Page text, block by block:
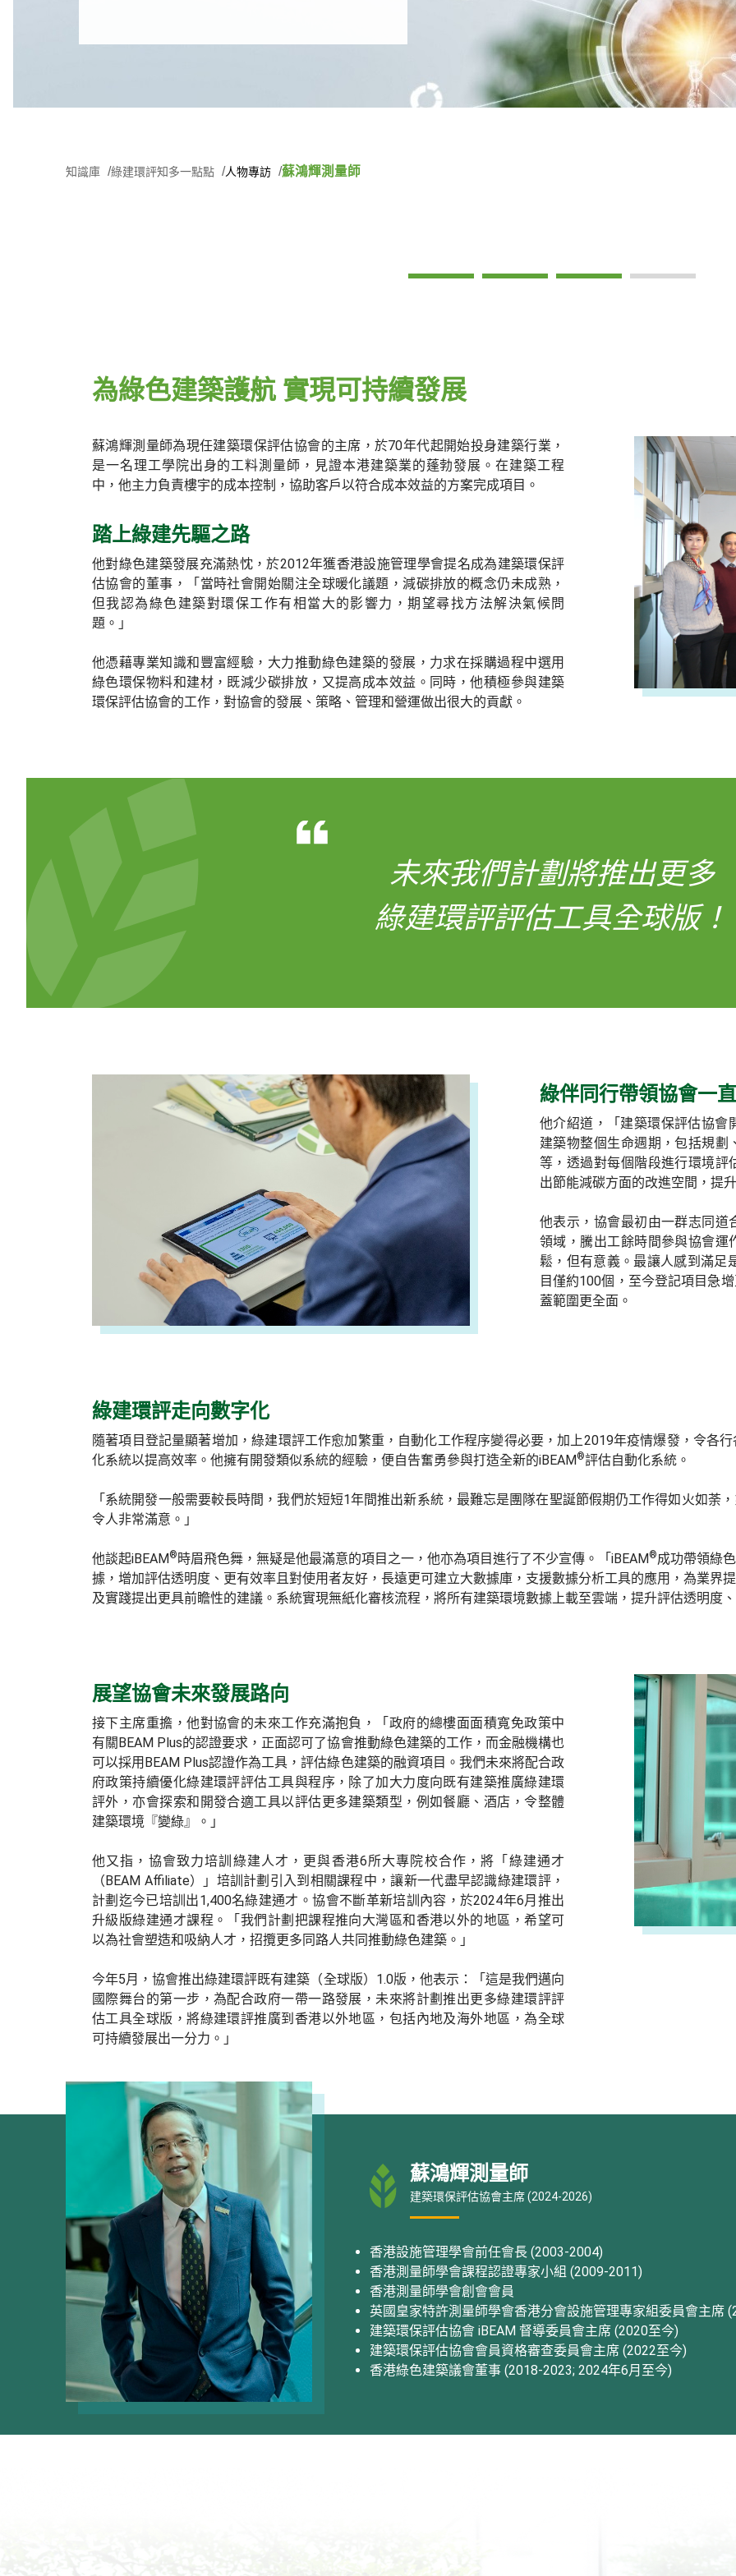
知識庫 綠建環評知多一點點 人物專訪 蘇鴻輝測量師
為綠色建築護航 實現可持續發展
蘇鴻輝測量師為現任建築環保評估協會的主席，於70年代起開始投身建築行業，
是一名理工學院出身的工料測量師，見證本港建築業的蓬勃發展。在建築工程
中，他主力負責樓宇的成本控制，協助客戶以符合成本效益的方案完成項目。
踏上綠建先驅之路
他對綠色建築發展充滿熱忱，於2012年獲香港設施管理學會提名成為建築環保評
估協會的董事，「當時社會開始關注全球暖化議題，減碳排放的概念仍未成熟，
但我認為綠色建築對環保工作有相當大的影響力，期望尋找方法解決氣候問
題。」
他憑藉專業知識和豐富經驗，大力推動綠色建築的發展，力求在採購過程中選用
綠色環保物料和建材，既減少碳排放，又提高成本效益。同時，他積極參與建築
環保評估協會的工作，對協會的發展、策略、管理和營運做出很大的貢獻。
未來我們計劃將推出更多
綠建環評評估工具全球版！
綠伴同行帶領協會一
他介紹道，「建築環保評估協會
建築物整個生命週期，包括規
等，透過對每個階段進行環境評
出節能減碳方面的改進空間，提
他表示，協會最初由一群志同道
領域，騰出工餘時間參與協會運
鬆，但有意義。最讓人感到滿足
目僅約100個，至今登記項目急
蓋範圍更全面。
綠建環評走向數字化
隨著項目登記量顯著增加，綠建環評工作愈加繁重，自動化工作程序變得必要，加上2019年疫情爆發，令各
化系統以提高效率。他擁有開發類似系統的經驗，便自告奮勇參與打造全新的iBEAM ®評估自動化系統。
「系統開發一般需要較長時間，我們於短短1年間推出新系統，最難忘是團隊在聖誕節假期仍工作得如火如荼
令人非常滿意。」
他談起iBEAM ® 時眉飛色舞，無疑是他最滿意的項目之一，他亦為項目進行了不少宣傳。「iBEAM ®成功帶領綠
據，增加評估透明度、更有效率且對使用者友好，長遠更可建立大數據庫，支援數據分析工具的應用，為業界
及實踐提出更具前瞻性的建議。系統實現無紙化審核流程，將所有建築環境數據上載至雲端，提升評估透明度
展望協會未來發展路向
接下主席重擔，他對協會的未來工作充滿抱負，「政府的總樓面面積寬免政策中
有關BEAM Plus的認證要求，正面認可了協會推動綠色建築的工作，而金融機構也
可以採用BEAM Plus認證作為工具，評估綠色建築的融資項目。我們未來將配合政
府政策持續優化綠建環評評估工具與程序，除了加大力度向既有建築推廣綠建環
評外，亦會探索和開發合適工具以評估更多建築類型，例如餐廳、酒店，令整體
建築環境『變綠』。」
他又指，協會致力培訓綠建人才，更與香港6所大專院校合作，將「綠建通才
（BEAM Affiliate）」培訓計劃引入到相關課程中，讓新一代盡早認識綠建環評，
計劃迄今已培訓出1,400名綠建通才。協會不斷革新培訓內容，於2024年6月推出
升級版綠建通才課程。「我們計劃把課程推向大灣區和香港以外的地區，希望可
以為社會塑造和吸納人才，招攬更多同路人共同推動綠色建築。」
今年5月，協會推出綠建環評既有建築（全球版）1.0版，他表示：「這是我們邁向
國際舞台的第一步，為配合政府一帶一路發展，未來將計劃推出更多綠建環評評
估工具全球版，將綠建環評推廣到香港以外地區，包括內地及海外地區，為全球
可持續發展出一分力。」
蘇鴻輝測量師
建築環保評估協會主席 (2024-2026)
香港設施管理學會前任會長 (2003-2004)
香港測量師學會課程認證專家小組 (2009-2011)
香港測量師學會創會會員
英國皇家特許測量師學會香港分會設施管理專家組委員會主席
建築環保評估協會 iBEAM 督導委員會主席 (2020至今)
建築環保評估協會會員資格審查委員會主席 (2022至今)
香港綠色建築議會董事 (2018-2023; 2024年6月至今)